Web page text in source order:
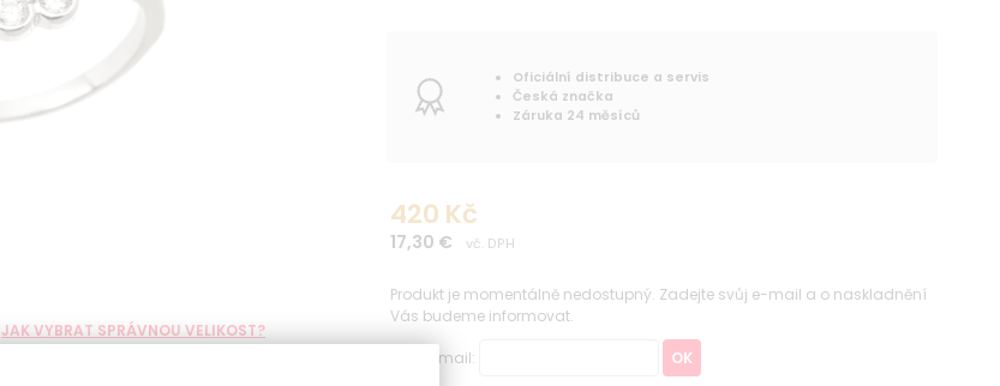
Oficiální distribuce a servis
Česká značka
Záruka 24 měsíců
420 Kč
17,30 € vč. DPH
Produkt je momentálně nedostupný. Zadejte svůj e-mail a o naskladnění
Vás budeme informovat.
Váš e-mail: OK
JAK VYBRAT SPRÁVNOU VELIKOST?